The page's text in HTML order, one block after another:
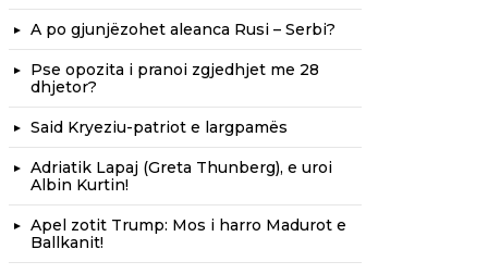
A po gjunjëzohet aleanca Rusi – Serbi?
Pse opozita i pranoi zgjedhjet me 28
dhjetor?
Said Kryeziu-patriot e largpamës
Adriatik Lapaj (Greta Thunberg), e uroi
Albin Kurtin!
Apel zotit Trump: Mos i harro Madurot e
Ballkanit!